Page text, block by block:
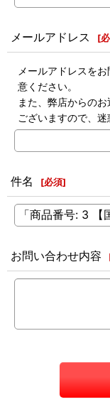
メールアドレス [
メールアドレスを
意ください。
また、弊店からの
ございますので、迷
件名 [必須]
お問い合わせ内容